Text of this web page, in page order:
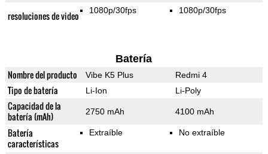
resoluciones de video 1080p/30fps 1080p/30fps
Batería
Nombre del producto Vibe K5 Plus Redmi 4
Tipo de batería Li-Ion Li-Poly
Capacidad de la
batería (mAh)
2750 mAh 4100 mAh
Batería
características
Extraíble No extraíble